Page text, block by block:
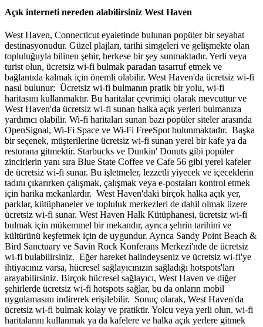
Açık interneti nereden alabilirsiniz West Haven
West Haven, Connecticut eyaletinde bulunan popüler bir seyahat
destinasyonudur. Güzel plajları, tarihi simgeleri ve gelişmekte olan
topluluğuyla bilinen şehir, herkese bir şey sunmaktadır. Yerli veya
turist olun, ücretsiz wi-fi bulmak paradan tasarruf etmek ve
bağlantıda kalmak için önemli olabilir. West Haven'da ücretsiz wi-fi
nasıl bulunur: Ücretsiz wi-fi bulmanın pratik bir yolu, wi-fi
haritasını kullanmaktır. Bu haritalar çevrimiçi olarak mevcuttur ve
West Haven'da ücretsiz wi-fi sunan halka açık yerleri bulmanıza
yardımcı olabilir. Wi-fi haritaları sunan bazı popüler siteler arasında
OpenSignal, Wi-Fi Space ve Wi-Fi FreeSpot bulunmaktadır. Başka
bir seçenek, müşterilerine ücretsiz wi-fi sunan yerel bir kafe ya da
restorana gitmektir. Starbucks ve Dunkin' Donuts gibi popüler
zincirlerin yanı sıra Blue State Coffee ve Cafe 56 gibi yerel kafeler
de ücretsiz wi-fi sunar. Bu işletmeler, lezzetli yiyecek ve içeceklerin
tadını çıkarırken çalışmak, çalışmak veya e-postaları kontrol etmek
için harika mekanlardır. West Haven'daki birçok halka açık yer,
parklar, kütüphaneler ve topluluk merkezleri de dahil olmak üzere
ücretsiz wi-fi sunar. West Haven Halk Kütüphanesi, ücretsiz wi-fi
bulmak için mükemmel bir mekandır, ayrıca şehrin tarihini ve
kültürünü keşfetmek için de uygundur. Ayrıca Sandy Point Beach &
Bird Sanctuary ve Savin Rock Konferans Merkezi'nde de ücretsiz
wi-fi bulabilirsiniz. Eğer hareket halindeyseniz ve ücretsiz wi-fi'ye
ihtiyacınız varsa, hücresel sağlayıcınızın sağladığı hotspots'ları
arayabilirsiniz. Birçok hücresel sağlayıcı, West Haven ve diğer
şehirlerde ücretsiz wi-fi hotspots sağlar, bu da onların mobil
uygulamasını indirerek erişilebilir. Sonuç olarak, West Haven'da
ücretsiz wi-fi bulmak kolay ve pratiktir. Yolcu veya yerli olun, wi-fi
haritalarını kullanmak ya da kafelere ve halka açık yerlere gitmek